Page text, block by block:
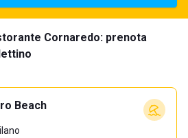
Cornaredo: prenota
Beach